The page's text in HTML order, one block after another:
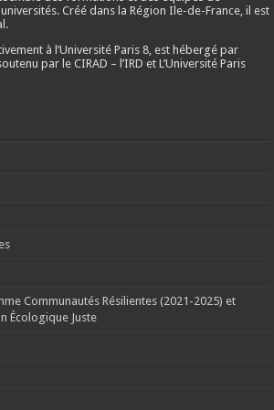
Créé dans la Région Ile-de-France, il est
à l’Université Paris 8, est hébergé par
par le CIRAD – l’IRD et L’Université Paris
Communautés Résilientes (2021-2025) et
Écologique Juste